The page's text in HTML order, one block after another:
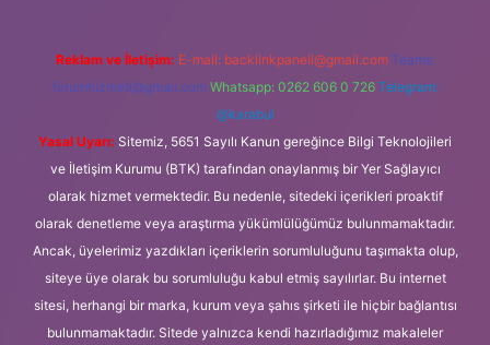
Reklam ve İletişim: E-mail: backlinkpaneli@gmail.com Teams:
forumhizmeti@gmail.com Whatsapp: 0262 606 0 726 Telegram:
@karabul
Yasal Uyarı: Sitemiz, 5651 Sayılı Kanun gereğince Bilgi Teknolojileri
ve İletişim Kurumu (BTK) tarafından onaylanmış bir Yer Sağlayıcı
olarak hizmet vermektedir. Bu nedenle, sitedeki içerikleri proaktif
olarak denetleme veya araştırma yükümlülüğümüz bulunmamaktadır.
Ancak, üyelerimiz yazdıkları içeriklerin sorumluluğunu taşımakta olup,
siteye üye olarak bu sorumluluğu kabul etmiş sayılırlar. Bu internet
sitesi, herhangi bir marka, kurum veya şahıs şirketi ile hiçbir bağlantısı
bulunmamaktadır. Sitede yalnızca kendi hazırladığımız makaleler